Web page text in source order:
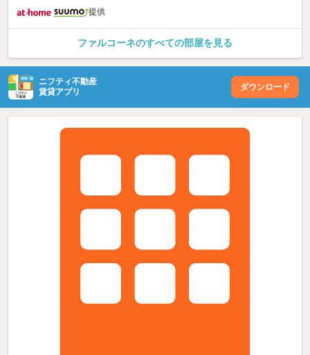
提供
ファルコーネのすべての部屋を見る
ニフティ不動産
賃貸アプリ
ダウンロード